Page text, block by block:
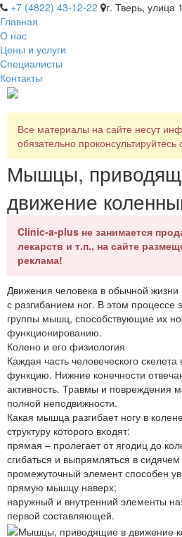
+7 (4822) 43-12-22
г. Тверь, улица
Главная
О нас
Цены и услуги
Специалисты
Контакты
Все материалы на сайте несут
обязательно
Мышцы,
движение
Clinic-a-plus не занимается
лекарств и т.п., на сайте
реклама!
Движения человека в обычной жизни
с разгибанием ног. В этом процессе
группы мышц, способствующие их
функционированию.
Колено и его физиология
Каждая часть человеческого
функцию. Нижние конечности
активность. Травмы и повреждения
полной неподвижности.
Какая мышца разгибает ногу в
структуру которого входят:
прямая – пролегает от ягодиц до
сгибаться и выпрямляться в
промежуточный элемент способен
прямую мышцу наверх;
наружный и внутренний элементы
первой составляющей.